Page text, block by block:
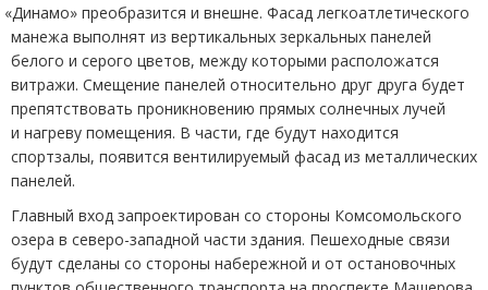
«Динамо» преобразится и внешне. Фасад легкоатлетического
манежа выполнят из вертикальных зеркальных панелей
белого и серого цветов, между которыми расположатся
витражи. Смещение панелей относительно друг друга будет
препятствовать проникновению прямых солнечных лучей
и нагреву помещения. В части, где будут находится
спортзалы, появится вентилируемый фасад из металлических
панелей.
Главный вход запроектирован со стороны Комсомольского
озера в северо-западной части здания. Пешеходные связи
будут сделаны со стороны набережной и от остановочных